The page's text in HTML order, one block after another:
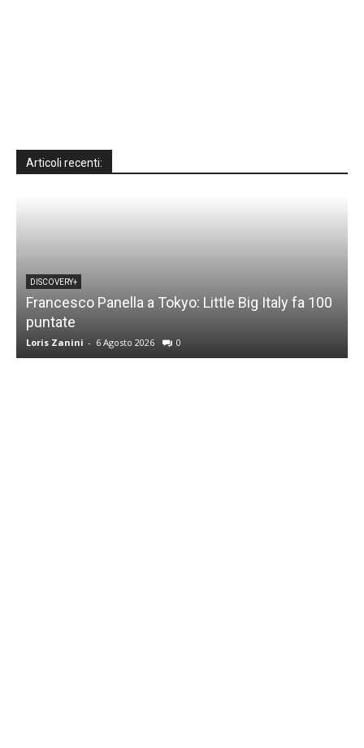
Articoli recenti:
DISCOVERY+
Francesco Panella a Tokyo: Little Big Italy fa 100
puntate
Loris Zanini - 6 Agosto 2026 0